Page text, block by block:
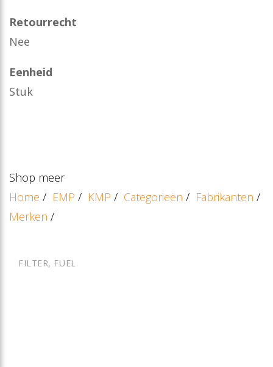
Retourrecht
Nee
Eenheid
Stuk
Shop meer
Home / EMP / KMP / Categorieën / Fabrikanten /
Merken /
FILTER, FUEL